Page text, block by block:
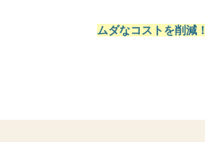
ムダなコストを削減！